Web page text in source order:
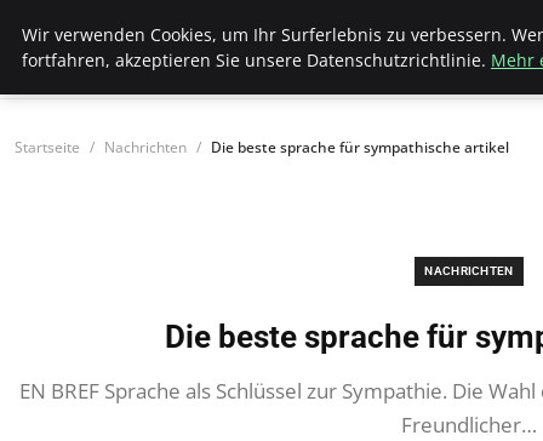
Bistro Grammophon
Startseite Nachrichten Die beste sprache für sympathische artikel
NACHRICHTEN
Die beste sprache für
EN BREF Sprache als Schlüssel zur Sympathie. Die
Freundlicher…
Wir verwenden Cookies, um Ihr Surferlebnis zu verbessern.
fortfahren, akzeptieren Sie unsere Datenschutzrichtlinie. Mehr